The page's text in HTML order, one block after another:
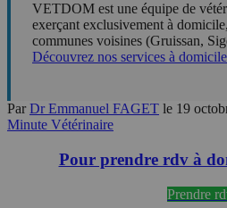
VETDOM est une équipe de
exerçant exclusivement à
communes voisines (Gruissan,
Découvrez nos services à domicile
ParDr Emmanuel FAGET le 19
Minute Vétérinaire
Pour prendre rdv à
Prendre